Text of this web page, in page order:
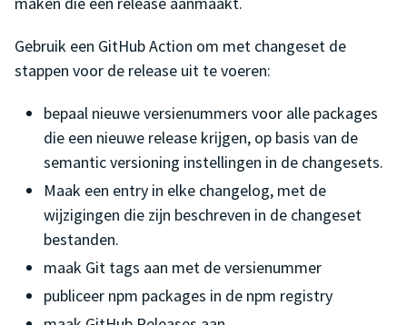
Gebruik een GitHub Action om met changeset de
stappen voor de release uit te voeren:
bepaal nieuwe versienummers voor alle packages
die een nieuwe release krijgen, op basis van de
semantic versioning instellingen in de changesets.
Maak een entry in elke changelog, met de
wijzigingen die zijn beschreven in de changeset
bestanden.
maak Git tags aan met de versienummer
publiceer npm packages in de npm registry